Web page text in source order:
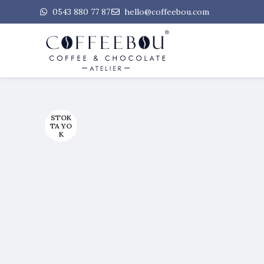
0543 880 77 87 hello@coffeebou.com
STOK
TA YO
K